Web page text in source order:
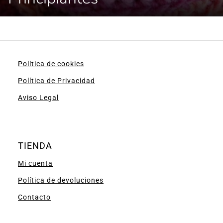
Política de cookies
Política de Privacidad
Aviso Legal
TIENDA
Mi cuenta
Política de devoluciones
Contacto